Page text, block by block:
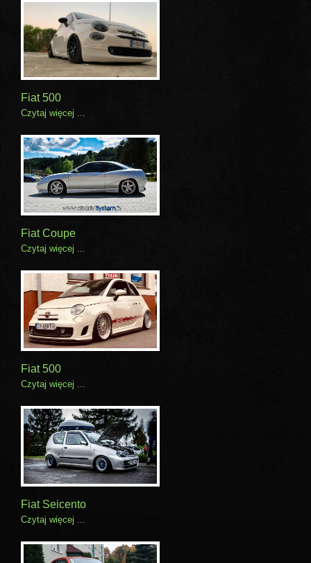
Fiat 500
Czytaj więcej ...
Fiat Coupe
Czytaj więcej ...
Fiat 500
Czytaj więcej ...
Fiat Seicento
Czytaj więcej ...